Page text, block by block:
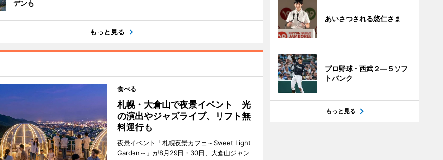
デンも
もっと見る
食べる
札幌・大倉山で夜景イベント 光
の演出やジャズライブ、リフト無
料運行も
夜景イベント「札幌夜景カフェ～Sweet Light
Garden～」が8月29日・30日、大倉山ジャン
あいさつされる悠仁さま
プロ野球・西武２―５ソフ
トバンク
もっと見る